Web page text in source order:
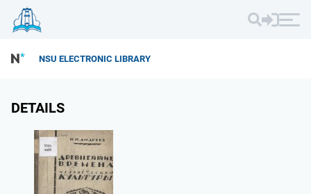
NSU ELECTRONIC LIBRARY
DETAILS